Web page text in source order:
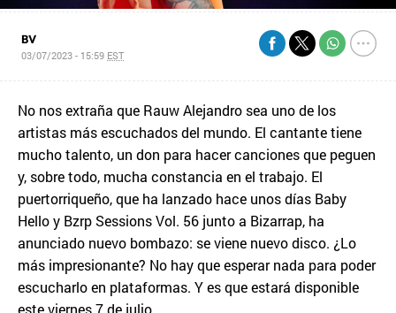
BV
03/07/2023 - 15:59 EST
No nos extraña que Rauw Alejandro sea uno de los
artistas más escuchados del mundo. El cantante tiene
mucho talento, un don para hacer canciones que peguen
y, sobre todo, mucha constancia en el trabajo. El
puertorriqueño, que ha lanzado hace unos días Baby
Hello y Bzrp Sessions Vol. 56 junto a Bizarrap, ha
anunciado nuevo bombazo: se viene nuevo disco. ¿Lo
más impresionante? No hay que esperar nada para poder
escucharlo en plataformas. Y es que estará disponible
este viernes 7 de julio.